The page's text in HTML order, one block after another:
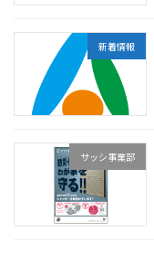
新着情報
サッシ事業部